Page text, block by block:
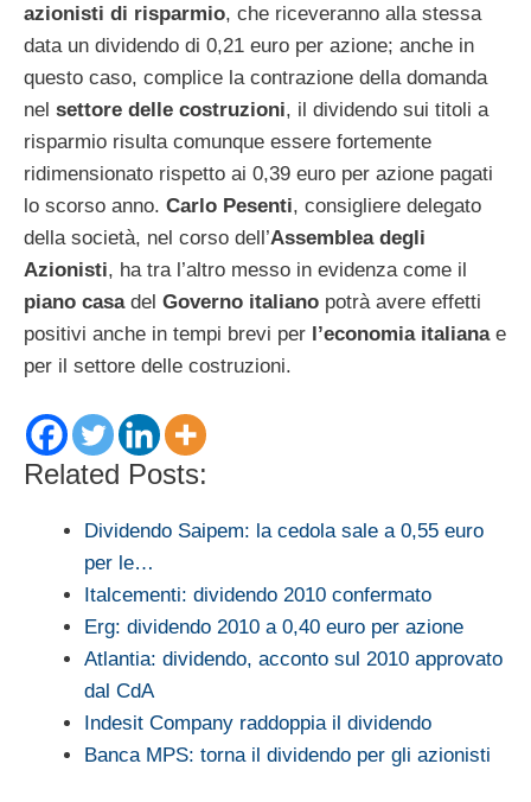
azionisti di risparmio, che riceveranno alla stessa
data un dividendo di 0,21 euro per azione; anche in
questo caso, complice la contrazione della domanda
nel settore delle costruzioni, il dividendo sui titoli a
risparmio risulta comunque essere fortemente
ridimensionato rispetto ai 0,39 euro per azione pagati
lo scorso anno. Carlo Pesenti, consigliere delegato
della società, nel corso dell’Assemblea degli
Azionisti, ha tra l’altro messo in evidenza come il
piano casadel Governo italiano potrà avere effetti
positivi anche in tempi brevi per l’economia italianae
per il settore delle costruzioni.
Related Posts:
Dividendo Saipem: la cedola sale a 0,55 euro
per le…
Italcementi: dividendo 2010 confermato
Erg: dividendo 2010 a 0,40 euro per azione
Atlantia: dividendo, acconto sul 2010 approvato
dal CdA
Indesit Company raddoppia il dividendo
Banca MPS: torna il dividendo per gli azionisti